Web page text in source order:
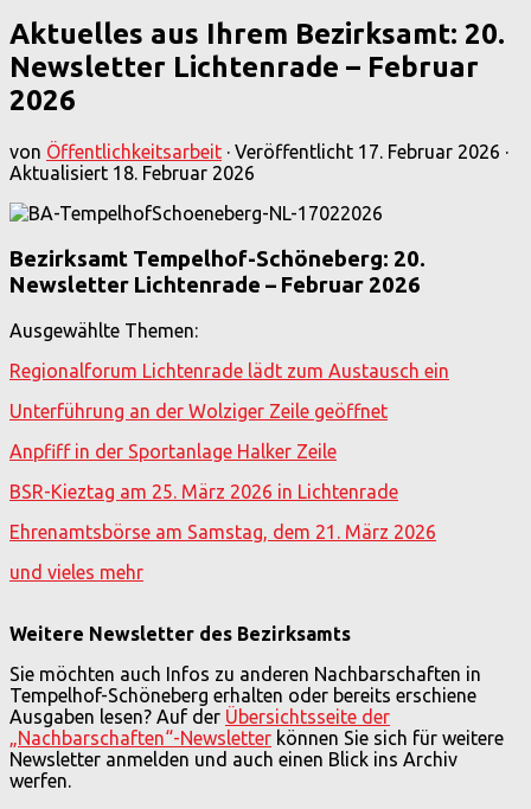
Aktuelles aus Ihrem Bezirksamt: 20.
Newsletter Lichtenrade – Februar
2026
von Öffentlichkeitsarbeit · Veröffentlicht 17. Februar 2026 ·
Aktualisiert 18. Februar 2026
Bezirksamt Tempelhof-Schöneberg: 20.
Newsletter Lichtenrade – Februar 2026
Ausgewählte Themen:
Regionalforum Lichtenrade lädt zum Austausch ein
Unterführung an der Wolziger Zeile geöffnet
Anpfiff in der Sportanlage Halker Zeile
BSR-Kieztag am 25. März 2026 in Lichtenrade
Ehrenamtsbörse am Samstag, dem 21. März 2026
und vieles mehr
Weitere Newsletter des Bezirksamts
Sie möchten auch Infos zu anderen Nachbarschaften in
Tempelhof-Schöneberg erhalten oder bereits erschiene
Ausgaben lesen? Auf der Übersichtsseite der
„Nachbarschaften“-Newsletter können Sie sich für weitere
Newsletter anmelden und auch einen Blick ins Archiv
werfen.